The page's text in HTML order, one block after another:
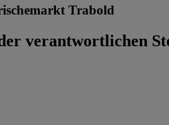
Trabold
verantwortlichen